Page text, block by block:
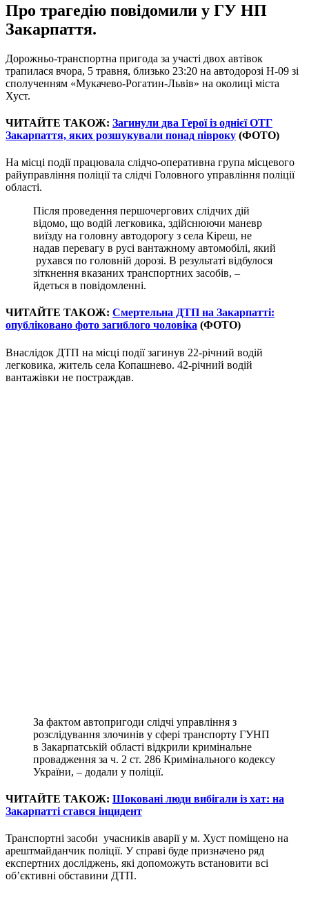
Про трагедію повідомили у ГУ НП
Закарпаття.
Дорожньо-транспортна пригода за участі двох автівок
трапилася вчора, 5 травня, близько 23:20 на автодорозі Н-09 зі
сполученням «Мукачево-Рогатин-Львів» на околиці міста
Хуст.
ЧИТАЙТЕ ТАКОЖ: Загинули два Герої із однієї ОТГ
Закарпаття, яких розшукували понад півроку (ФОТО)
На місці події працювала слідчо-оперативна група місцевого
райуправління поліції та слідчі Головного управління поліції
області.
Після проведення першочергових слідчих дій
відомо, що водій легковика, здійснюючи маневр
виїзду на головну автодорогу з села Кіреш, не
надав перевагу в русі вантажному автомобілі, який
рухався по головній дорозі. В результаті відбулося
зіткнення вказаних транспортних засобів, –
йдеться в повідомленні.
ЧИТАЙТЕ ТАКОЖ: Смертельна ДТП на Закарпатті:
опубліковано фото загиблого чоловіка (ФОТО)
Внаслідок ДТП на місці події загинув 22-річний водій
легковика, житель села Копашнево. 42-річний водій
вантажівки не постраждав.
За фактом автопригоди слідчі управління з
розслідування злочинів у сфері транспорту ГУНП
в Закарпатській області відкрили кримінальне
провадження за ч. 2 ст. 286 Кримінального кодексу
України, – додали у поліції.
ЧИТАЙТЕ ТАКОЖ: Шоковані люди вибігали із хат: на
Закарпатті стався інцидент
Транспортні засоби учасників аварії у м. Хуст поміщено на
арештмайданчик поліції. У справі буде призначено ряд
експертних досліджень, які допоможуть встановити всі
об’єктивні обставини ДТП.